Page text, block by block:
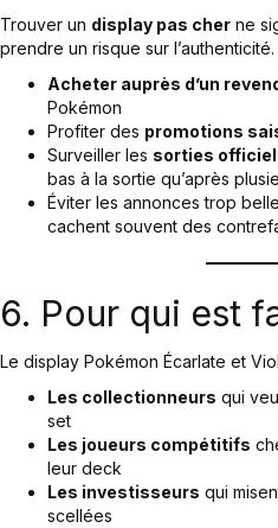
Trouver un display pas cher ne
prendre un risque sur
Acheter auprès d’un
Pokémon
Profiter des promotions
Surveiller les sorties
bas à la sortie qu’après
Éviter les annonces trop
cachent souvent des
6. Pour qui est
Le display Pokémon Écarlate et
Les collectionneurs qui
set
Les joueurs compétitifs
leur deck
Les investisseurs qui
scellées